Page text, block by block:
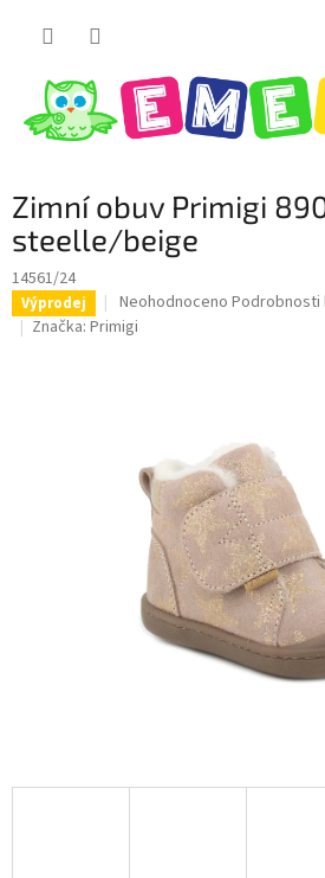
Zimní obuv Primigi
steelle/beige
14561/24
Výprodej
Průměrné
hodnocení
hvězdiček.
Neohodnoceno Podrobnosti
Značka: Primigi